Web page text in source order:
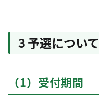
3 予選について
（1）受付期間